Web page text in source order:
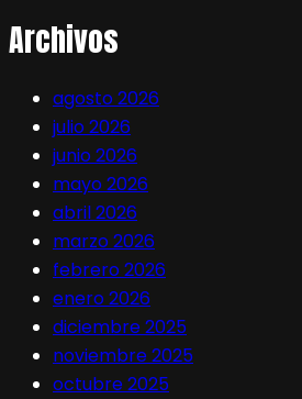
Archivos
agosto 2026
julio 2026
junio 2026
mayo 2026
abril 2026
marzo 2026
febrero 2026
enero 2026
diciembre 2025
noviembre 2025
octubre 2025